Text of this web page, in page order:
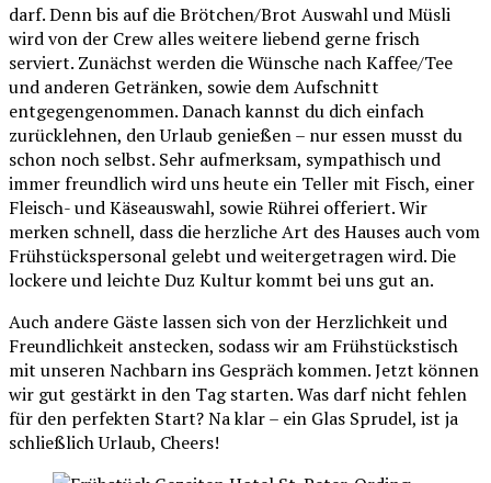
darf. Denn bis auf die Brötchen/Brot Auswahl und Müsli
wird von der Crew alles weitere liebend gerne frisch
serviert. Zunächst werden die Wünsche nach Kaffee/Tee
und anderen Getränken, sowie dem Aufschnitt
entgegengenommen. Danach kannst du dich einfach
zurücklehnen, den Urlaub genießen – nur essen musst du
schon noch selbst. Sehr aufmerksam, sympathisch und
immer freundlich wird uns heute ein Teller mit Fisch, einer
Fleisch- und Käseauswahl, sowie Rührei offeriert. Wir
merken schnell, dass die herzliche Art des Hauses auch vom
Frühstückspersonal gelebt und weitergetragen wird. Die
lockere und leichte Duz Kultur kommt bei uns gut an.
Auch andere Gäste lassen sich von der Herzlichkeit und
Freundlichkeit anstecken, sodass wir am Frühstückstisch
mit unseren Nachbarn ins Gespräch kommen. Jetzt können
wir gut gestärkt in den Tag starten. Was darf nicht fehlen
für den perfekten Start? Na klar – ein Glas Sprudel, ist ja
schließlich Urlaub, Cheers!